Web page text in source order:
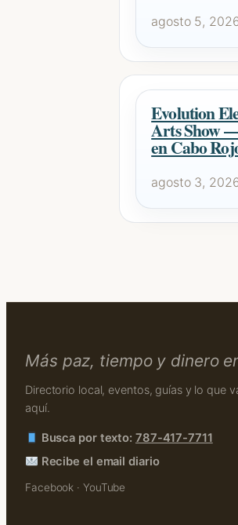
agosto 5,
Evolution
Arts Show
en Cabo
agosto 3,
Más paz, tiempo y dinero
Directorio local, eventos, guías y lo que
aquí.
Busca por texto: 787-417-7711
Recibe el email diario
Facebook · YouTube